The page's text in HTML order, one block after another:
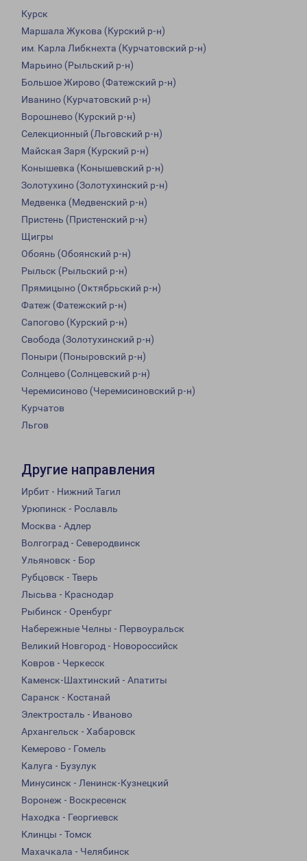
Курск
Маршала Жукова (Курский р-н)
им. Карла Либкнехта (Курчатовский р-н)
Марьино (Рыльский р-н)
Большое Жирово (Фатежский р-н)
Иванино (Курчатовский р-н)
Ворошнево (Курский р-н)
Селекционный (Льговский р-н)
Майская Заря (Курский р-н)
Конышевка (Конышевский р-н)
Золотухино (Золотухинский р-н)
Медвенка (Медвенский р-н)
Пристень (Пристенский р-н)
Щигры
Обоянь (Обоянский р-н)
Рыльск (Рыльский р-н)
Прямицыно (Октябрьский р-н)
Фатеж (Фатежский р-н)
Сапогово (Курский р-н)
Свобода (Золотухинский р-н)
Поныри (Поныровский р-н)
Солнцево (Солнцевский р-н)
Черемисиново (Черемисиновский р-н)
Курчатов
Льгов
Другие направления
Ирбит - Нижний Тагил
Урюпинск - Рославль
Москва - Адлер
Волгоград - Северодвинск
Ульяновск - Бор
Рубцовск - Тверь
Лысьва - Краснодар
Рыбинск - Оренбург
Набережные Челны - Первоуральск
Великий Новгород - Новороссийск
Ковров - Черкесск
Каменск-Шахтинский - Апатиты
Саранск - Костанай
Электросталь - Иваново
Архангельск - Хабаровск
Кемерово - Гомель
Калуга - Бузулук
Минусинск - Ленинск-Кузнецкий
Воронеж - Воскресенск
Находка - Георгиевск
Клинцы - Томск
Махачкала - Челябинск